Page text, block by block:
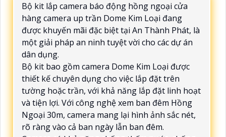
Bộ kit lắp camera báo động hồng ngoại cửa
hàng camera up trần Dome Kim Loại đang
được khuyến mãi đặc biệt tại An Thành Phát, là
một giải pháp an ninh tuyệt vời cho các dự án
dân dụng.
Bộ kit bao gồm camera Dome Kim Loại được
thiết kế chuyên dụng cho việc lắp đặt trên
tường hoặc trần, với khả năng lắp đặt linh hoạt
và tiện lợi. Với công nghệ xem ban đêm Hồng
Ngoại 30m, camera mang lại hình ảnh sắc nét,
rõ ràng vào cả ban ngày lẫn ban đêm.